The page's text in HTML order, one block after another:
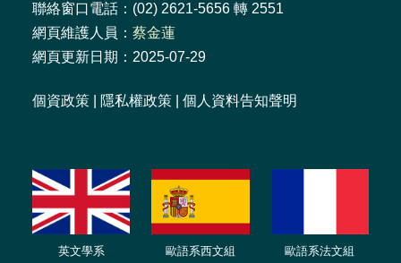
聯絡窗口電話：(02) 2621-5656 轉 2551
網頁維護人員： 蔡金蓮
網頁更新日期：2025-07-29
個資政策 隱私權政策 個人資料告知聲明
英文學系 歐語系西文組 歐語系法文組